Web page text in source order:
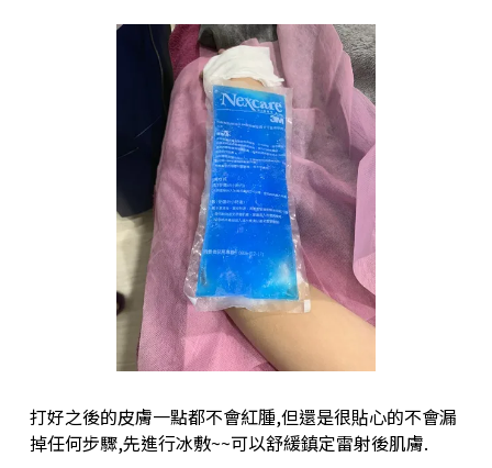
打好之後的皮膚一點都不會紅腫,但還是很貼心的不會漏
掉任何步驟,先進行冰敷~~可以舒緩鎮定雷射後肌膚.